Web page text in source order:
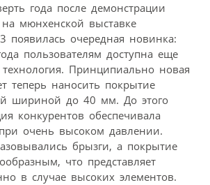
года после демонстрации
мюнхенской выставке
появилась очередная новинка:
пользователям доступна еще
Принципиально новая
теперь наносить покрытие
шириной до 40 мм. До этого
конкурентов обеспечивала
очень высоком давлении.
брызги, а покрытие
что представляет
в случае высоких элементов.